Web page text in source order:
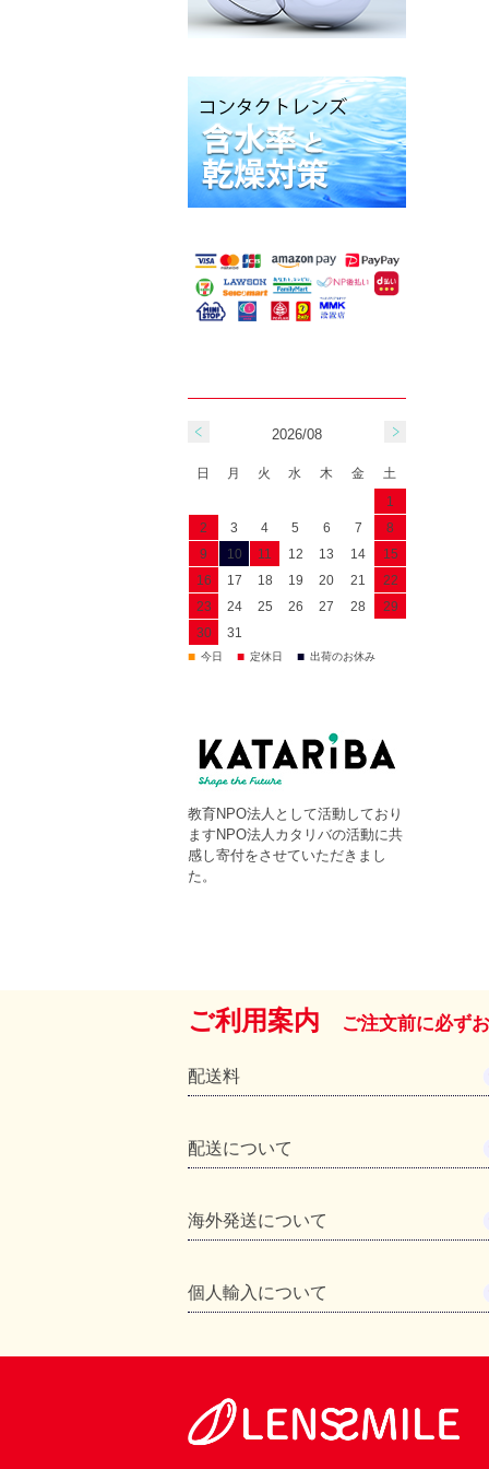
2026/08
日 月 火 水 木 金
土
1
2
3 4 5 6 7
8
9
10 11 12 13 14
15
16
17 18 19 20 21
22
23
24 25 26 27 28
29
30
31
■ 今日 ■ 定休日 ■ 出荷のお休み
教育NPO法人として活動しており
ますNPO法人カタリバの活動に共
感し寄付をさせていただきまし
た。
ご利用案内 ご注文前に必ず
配送料
配送について
海外発送について
個人輸入について